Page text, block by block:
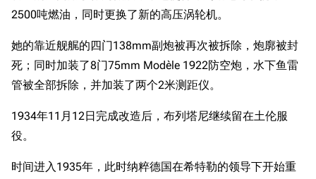
2500吨燃油，同时更换了新的高压涡轮机。
她的靠近舰艉的四门138mm副炮被再次被拆除，炮廓被封
死；同时加装了8门75mm Modèle 1922防空炮，水下鱼雷
管被全部拆除，并加装了两个2米测距仪。
1934年11月12日完成改造后，布列塔尼继续留在土伦服
役。
时间进入1935年，此时纳粹德国在希特勒的领导下开始重